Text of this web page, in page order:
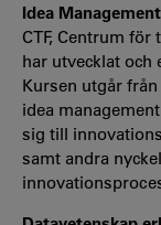
Idea
CTF, Centrum
har utvecklat och
Kursen utgår
idea
sig till
samt andra